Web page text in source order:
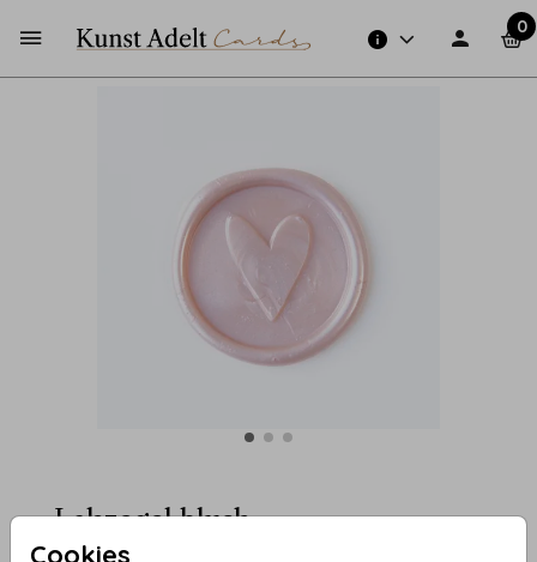
0
Cookies
Lakzegel blush